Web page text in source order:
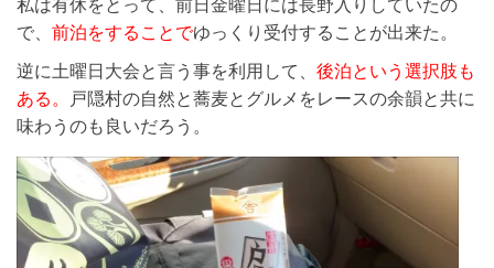
で、 前泊をすることでゆっくり受付することが出来た。
逆に土曜日大会と言う事を利用して、 後泊という選択肢も
ある。
戸隠村の自然と蕎麦とグルメをレースの余韻と共に
味わうのも良いだろう。